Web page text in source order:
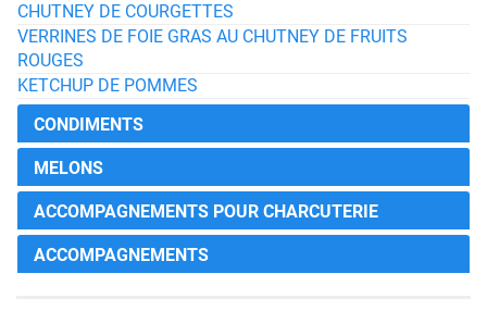
CHUTNEY DE COURGETTES
VERRINES DE FOIE GRAS AU CHUTNEY DE FRUITS
ROUGES
KETCHUP DE POMMES
CONDIMENTS
MELONS
ACCOMPAGNEMENTS POUR CHARCUTERIE
ACCOMPAGNEMENTS